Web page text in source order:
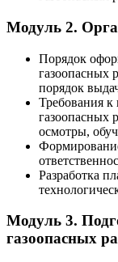
Модуль 2.
Порядок
газоопасных
порядок
Требования
газоопасных
осмотры,
Разработка
Модуль 3.
газоопасных